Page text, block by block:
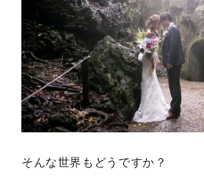
そんな世界もどうですか？